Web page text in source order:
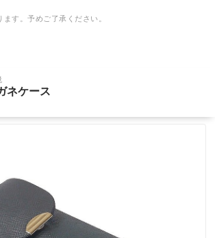
す。予めご了承ください。
ネケース